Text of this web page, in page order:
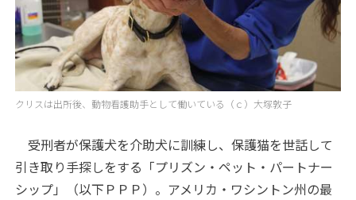
クリスは出所後、動物看護助手として働いている（ｃ）大塚敦子
受刑者が保護犬を介助犬に訓練し、保護猫を世話して
引き取り手探しをする「プリズン・ペット・パートナー
シップ」（以下ＰＰＰ）。アメリカ・ワシントン州の最